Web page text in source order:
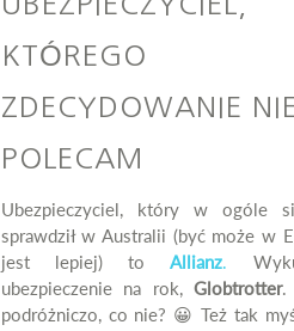
KTÓREGO
ZDECYDOWANIE
POLECAM
Ubezpieczyciel, który w ogóle
sprawdził w Australii (być może w
jest lepiej) toAllianz.
ubezpieczenie na rok,Globtrotter.
podróżniczo, co nie? 😀 Też tak